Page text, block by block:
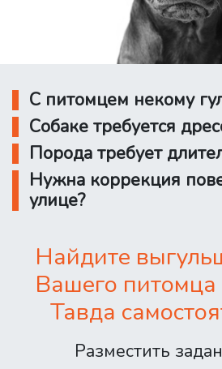
С питомцем некому
Собаке требуется
Порода требует
Нужна коррекция
улице?
Найдите
Вашего питомца
Тавда
Разместить